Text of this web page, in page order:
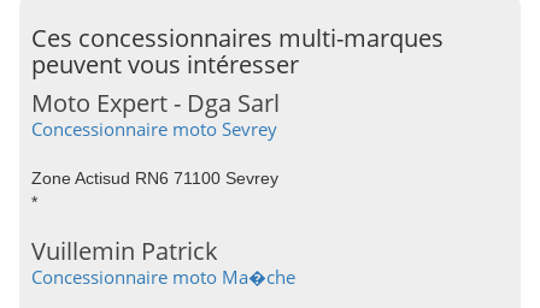
Ces concessionnaires multi-marques
peuvent vous intéresser
Moto Expert - Dga Sarl
Concessionnaire moto Sevrey
Zone Actisud RN6 71100 Sevrey
*
Vuillemin Patrick
Concessionnaire moto Ma�che